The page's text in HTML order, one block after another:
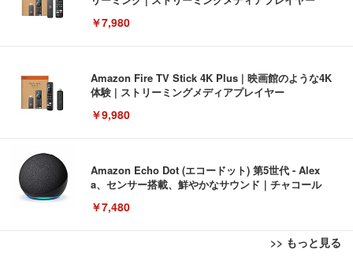
￥7,980
Amazon Fire TV Stick 4K Plus | 映画館のような4K
体験 | ストリーミングメディアプレイヤー
￥9,980
Amazon Echo Dot (エコードット) 第5世代 - Alex
a、センサー搭載、鮮やかなサウンド｜チャコール
￥7,480
>> もっと見る